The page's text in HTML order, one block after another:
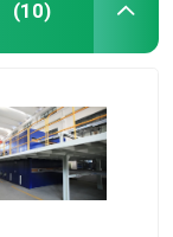
(10)